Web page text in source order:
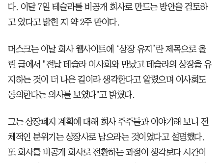
다. 이달 7일 테슬라를 비공개 회사로 만드는 방안을 검토하
고 있다고 밝힌 지 약 2주 만이다.
머스크는 이날 회사 웹사이트에 ‘상장 유지’란 제목으로 올
린 글에서 "전날 테슬라 이사회와 만났고 테슬라의 상장을 유
지하는 것이 더 나은 길이라 생각한다고 알렸으며 이사회도
동의한다는 의사를 보였다"고 밝혔다.
그는 상장폐지 계획에 대해 회사 주주들과 이야기해 보니 전
체적인 분위기는 상장사로 남으라는 것이었다고 설명했다.
또 회사를 비공개 회사로 전환하는 과정이 생각보다 시간이